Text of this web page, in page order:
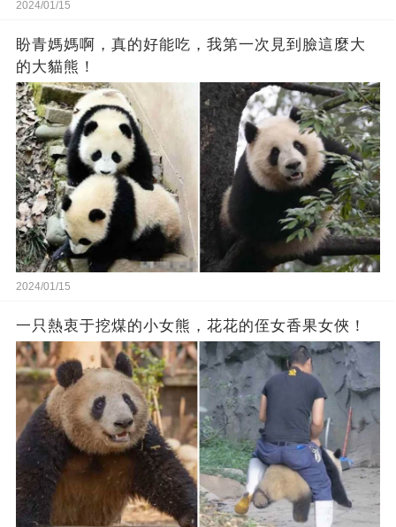
2024/01/15
盼青媽媽啊，真的好能吃，我第一次見到臉這麼大
的大貓熊！
2024/01/15
一只熱衷于挖煤的小女熊，花花的侄女香果女俠！